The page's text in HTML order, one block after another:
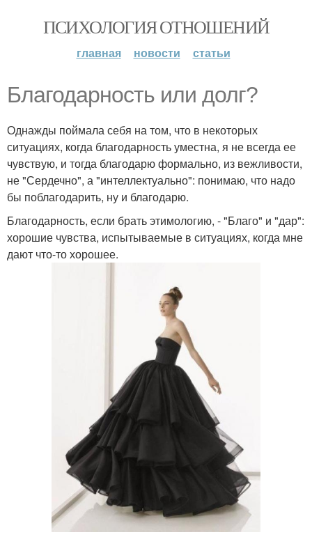
ПСИХОЛОГИЯ ОТНОШЕНИЙ
главная новости статьи
Благодарность или долг?
Однажды поймала себя на том, что в некоторых
ситуациях, когда благодарность уместна, я не всегда ее
чувствую, и тогда благодарю формально, из вежливости,
не "Сердечно", а "интеллектуально": понимаю, что надо
бы поблагодарить, ну и благодарю.
Благодарность, если брать этимологию, - "Благо" и "дар":
хорошие чувства, испытываемые в ситуациях, когда мне
дают что-то хорошее.